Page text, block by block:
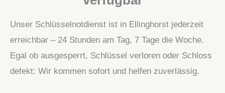
Unser Schlüsselnotdienst ist in Ellinghorst jederzeit
erreichbar – 24 Stunden am Tag, 7 Tage die Woche.
Egal ob ausgesperrt, Schlüssel verloren oder Schloss
defekt: Wir kommen sofort und helfen zuverlässig.